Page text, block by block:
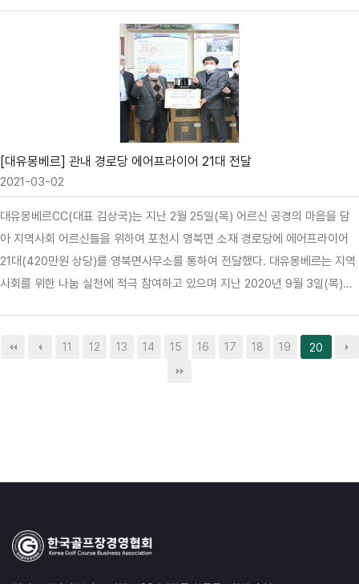
뜻으로 매진하고자 하는 노사의 성숙함과 일치된 목표를 향한 의지의 표현이
며, 조속한 처리에 따른 역량을 그대로 고객들에게 전달하여 한층 더 나은 서
비스로 나아가고가 하는 각오를 다졌다.
[대유몽베르] 관내 경로당 에어프라이어 21대 전달
2021-03-02
대유몽베르CC(대표 김상국)는 지난 2월 25일(목) 어르신 공경의 마음을 담
아 지역사회 어르신들을 위하여 포천시 영북면 소재 경로당에 에어프라이어
21대(420만원 상당)를 영북면사무소를 통하여 전달했다. 대유몽베르는 지역
사회를 위한 나눔 실천에 적극 참여하고 있으며 지난 2020년 9월 3일(목)에
2,360만원 상당)를 포천시에 전달한 바 있다.
11 12 13 14 15 16 17 18 19 20